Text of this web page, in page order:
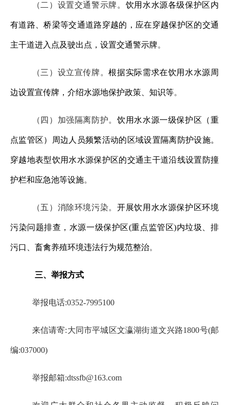
（二）设置交通警示牌。 饮用水水源各级保护区内
有道路、桥梁等交通道路穿越的，应在穿越保护区的交通
主干道进入点及驶出点，设置交通警示牌。
（三）设立宣传牌。根据实际需求在饮用水水源周
边设置宣传牌，介绍水源地保护政策、知识等。
（四）加强隔离防护。饮用水水源一级保护区（重
点监管区）周边人员频繁活动的区域设置隔离防护设施。
穿越地表型饮用水水源保护区的交通主干道沿线设置防撞
护栏和应急池等设施。
（五）消除环境污染。开展饮用水水源保护区环境
污染问题排查，水源一级保护区(重点监管区)内垃圾、排
污口、畜禽养殖环境违法行为规范整治。
三、举报方式
举报电话:0352-7995100
来信请寄:大同市平城区文瀛湖街道文兴路1800号(邮
编:037000)
举报邮箱:dtssfb@163.com